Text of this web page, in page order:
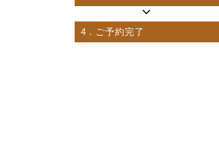
4 . ご予約完了